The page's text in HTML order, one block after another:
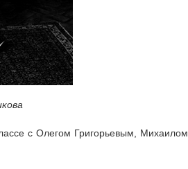
с Олегом Григорьевым, Михаилом